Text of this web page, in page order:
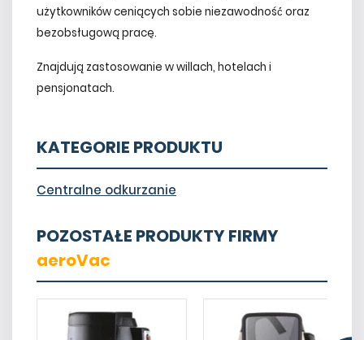
użytkowników ceniących sobie niezawodność́ oraz
bezobsługową pracę.
Znajdują zastosowanie w willach, hotelach i
pensjonatach.
KATEGORIE PRODUKTU
Centralne odkurzanie
POZOSTAŁE PRODUKTY FIRMY
aeroVac